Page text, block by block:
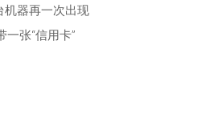
机器再一次出现
一张“信用卡”